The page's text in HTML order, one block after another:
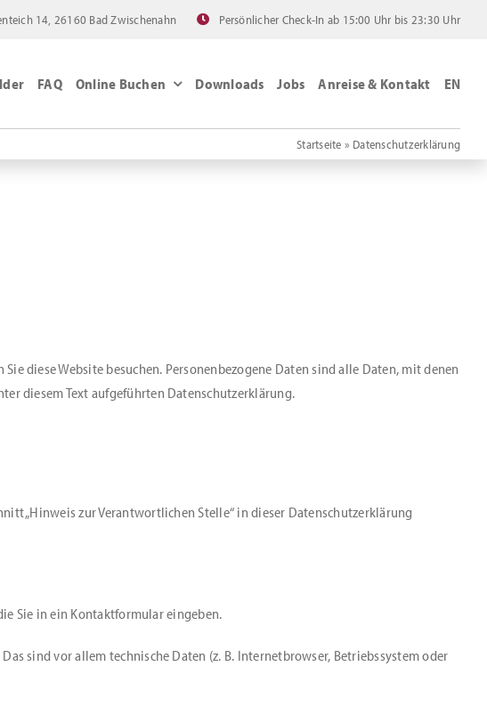
14, 26160 Bad Zwischenahn Persönlicher Check-In ab 15:00 Uhr bis 23:30 Uhr
FAQ Online Buchen Downloads Jobs Anreise & Kontakt EN
Startseite » Datenschutzerklärung
diese Website besuchen. Personenbezogene Daten sind alle Daten, mit denen
diesem Text aufgeführten Datenschutzerklärung.
„Hinweis zur Verantwortlichen Stelle“ in dieser Datenschutzerklärung
Sie in ein Kontaktformular eingeben.
sind vor allem technische Daten (z. B. Internetbrowser, Betriebssystem oder